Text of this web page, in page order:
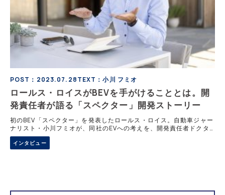
POST：2023.07.28TEXT：小川 フミオ
ロールス・ロイスがBEVを手がけることとは。開
発責任者が語る「スペクター」開発ストーリー
初のBEV「スペクター」を発表したロールス・ロイス。自動車ジャー
ナリスト・小川フミオが、同社のEVへの考えを、開発責任者ドクタ
ー・ミヒア・アヨウビ氏から訊き出す。 ロールスロイスのフィーリ
ングを、最新のテクノロジーで ロ
インタビュー